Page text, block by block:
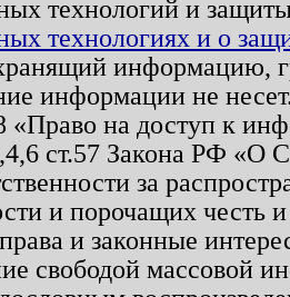
технологий и
технологиях и о
информацию,
информации не
«Право на доступ к
ст.57 Закона РФ «О
за
и порочащих честь
и законные
свободой массовой